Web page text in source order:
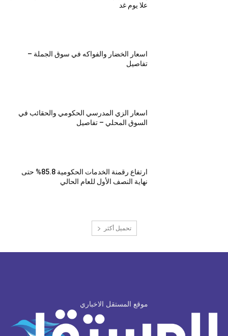
علا يوم غد
اسعار الخضار والفواكه في سوق الجملة –
تفاصيل
اسعار الزي المدرسي الحكومي والحقائب في
السوق المحلي – تفاصيل
ارتفاع رقمنة الخدمات الحكومية 85.8% حتى
نهاية النصف الأول للعام الحالي
تحميل أكثر
موقع المستقل الاخباري